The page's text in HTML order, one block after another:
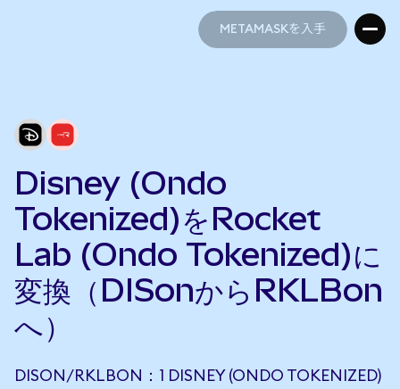
METAMASKを入手
Disney (Ondo
Tokenized)をRocket
Lab (Ondo Tokenized)に
変換（DISonからRKLBon
へ）
DISON/RKLBON：1 DISNEY (ONDO TOKENIZED)